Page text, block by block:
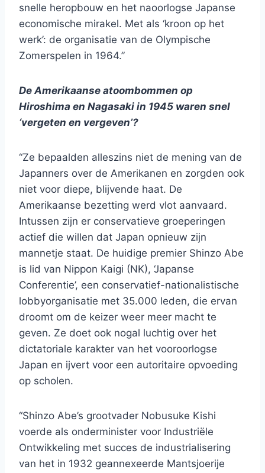
snelle heropbouw en het naoorlogse Japanse
economische mirakel. Met als ‘kroon op het
werk’: de organisatie van de Olympische
Zomerspelen in 1964.”
De Amerikaanse atoombommen op
Hiroshima en Nagasaki in 1945 waren snel
‘vergeten en vergeven’?
“Ze bepaalden alleszins niet de mening van de
Japanners over de Amerikanen en zorgden ook
niet voor diepe, blijvende haat. De
Amerikaanse bezetting werd vlot aanvaard.
Intussen zijn er conservatieve groeperingen
actief die willen dat Japan opnieuw zijn
mannetje staat. De huidige premier Shinzo Abe
is lid van Nippon Kaigi (NK), ‘Japanse
Conferentie’, een conservatief-nationalistische
lobbyorganisatie met 35.000 leden, die ervan
droomt om de keizer weer meer macht te
geven. Ze doet ook nogal luchtig over het
dictatoriale karakter van het vooroorlogse
Japan en ijvert voor een autoritaire opvoeding
op scholen.
“Shinzo Abe’s grootvader Nobusuke Kishi
voerde als onderminister voor Industriële
Ontwikkeling met succes de industrialisering
van het in 1932 geannexeerde Mantsjoerije